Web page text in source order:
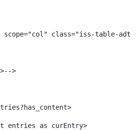
scope="col" class="iss-table-
>
entries as curEntry>